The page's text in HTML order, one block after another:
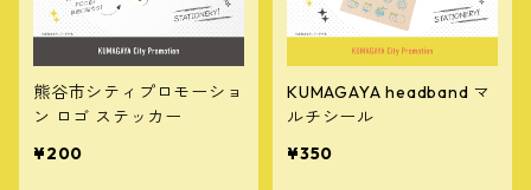
熊谷市シティプロモーショ
ン ロゴ ステッカー
¥200
KUMAGAYA headband マ
ルチシール
¥350